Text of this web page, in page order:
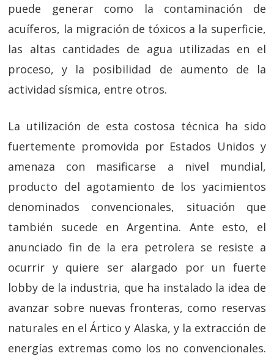
puede generar como la contaminación de
acuíferos, la migración de tóxicos a la superficie,
las altas cantidades de agua utilizadas en el
proceso, y la posibilidad de aumento de la
actividad sísmica, entre otros.
La utilización de esta costosa técnica ha sido
fuertemente promovida por Estados Unidos y
amenaza con masificarse a nivel mundial,
producto del agotamiento de los yacimientos
denominados convencionales, situación que
también sucede en Argentina. Ante esto, el
anunciado fin de la era petrolera se resiste a
ocurrir y quiere ser alargado por un fuerte
lobby de la industria, que ha instalado la idea de
avanzar sobre nuevas fronteras, como reservas
naturales en el Ártico y Alaska, y la extracción de
energías extremas como los no convencionales.